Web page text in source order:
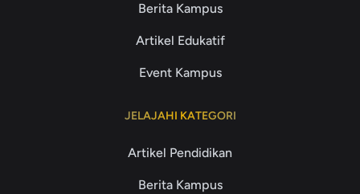
Berita Kampus
Artikel Edukatif
Event Kampus
JELAJAHI KATEGORI
Artikel Pendidikan
Berita Kampus